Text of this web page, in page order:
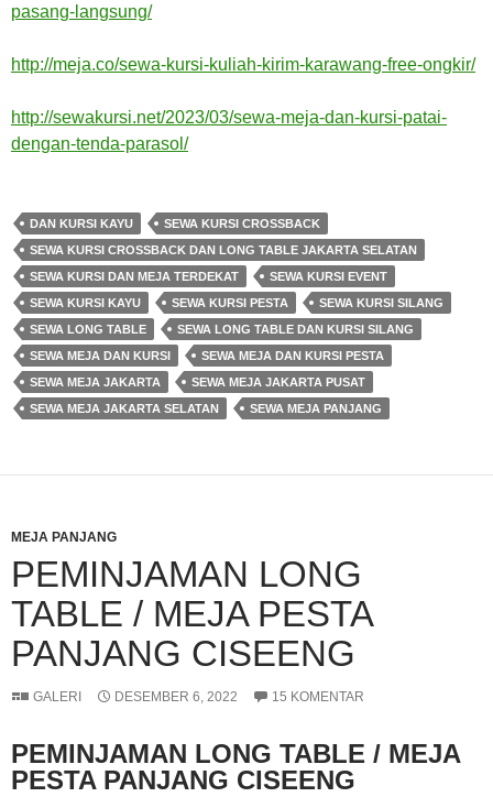
pasang-langsung/
http://meja.co/sewa-kursi-kuliah-kirim-karawang-free-ongkir/
http://sewakursi.net/2023/03/sewa-meja-dan-kursi-patai-
dengan-tenda-parasol/
DAN KURSI KAYU
SEWA KURSI CROSSBACK
SEWA KURSI CROSSBACK DAN LONG TABLE JAKARTA SELATAN
SEWA KURSI DAN MEJA TERDEKAT
SEWA KURSI EVENT
SEWA KURSI KAYU
SEWA KURSI PESTA
SEWA KURSI SILANG
SEWA LONG TABLE
SEWA LONG TABLE DAN KURSI SILANG
SEWA MEJA DAN KURSI
SEWA MEJA DAN KURSI PESTA
SEWA MEJA JAKARTA
SEWA MEJA JAKARTA PUSAT
SEWA MEJA JAKARTA SELATAN
SEWA MEJA PANJANG
MEJA PANJANG
PEMINJAMAN LONG
TABLE / MEJA PESTA
PANJANG CISEENG
GALERI DESEMBER 6, 2022 15 KOMENTAR
PEMINJAMAN LONG TABLE / MEJA
PESTA PANJANG CISEENG